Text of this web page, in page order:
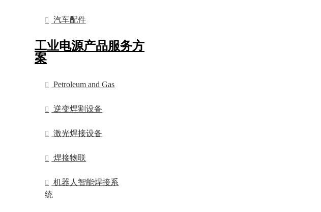
汽车配件
工业电源产品服务方
案
Petroleum and Gas
逆变焊割设备
激光焊接设备
焊接物联
机器人智能焊接系
统